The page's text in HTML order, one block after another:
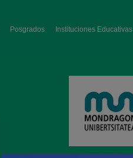
Posgrados Instituciones Educativas